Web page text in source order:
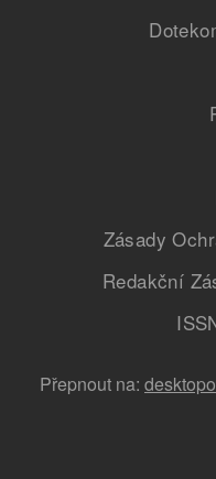
Zásady
Redakční
Přepnout na: